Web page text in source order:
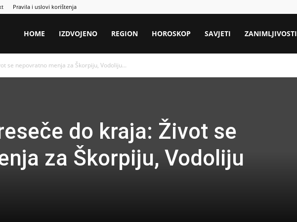
Pravila i uslovi korištenja
HOME IZDVOJENO REGION HOROSKOP SAVJETI ZANIMLJIVOSTI
se nepovratno menja za Škorpiju, Vodoliju...
do kraja: Život se
za Škorpiju, Vodoliju